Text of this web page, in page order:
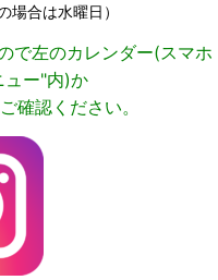
合は水曜日）
で左のカレンダー(スマホ
ュー"内)か
確認ください。